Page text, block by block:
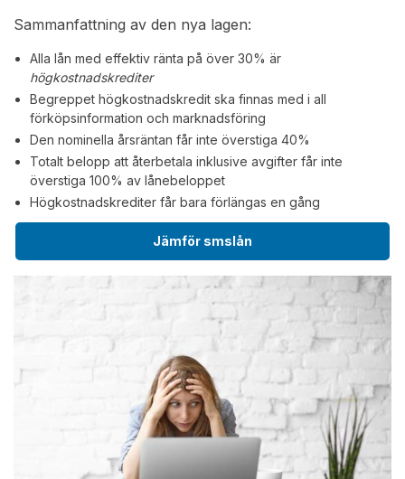
Sammanfattning av den nya lagen:
Alla lån med effektiv ränta på över 30% är
högkostnadskrediter
Begreppet högkostnadskredit ska finnas med i all
förköpsinformation och marknadsföring
Den nominella årsräntan får inte överstiga 40%
Totalt belopp att återbetala inklusive avgifter får inte
överstiga 100% av lånebeloppet
Högkostnadskrediter får bara förlängas en gång
Jämför smslån